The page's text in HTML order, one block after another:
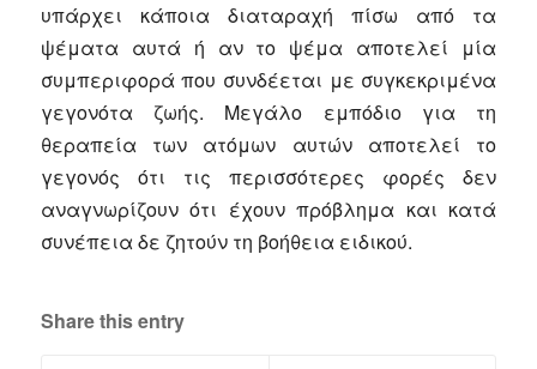
υπάρχει κάποια διαταραχή πίσω από τα
ψέματα αυτά ή αν το ψέμα αποτελεί μία
συμπεριφορά που συνδέεται με συγκεκριμένα
γεγονότα ζωής. Μεγάλο εμπόδιο για τη
θεραπεία των ατόμων αυτών αποτελεί το
γεγονός ότι τις περισσότερες φορές δεν
αναγνωρίζουν ότι έχουν πρόβλημα και κατά
συνέπεια δε ζητούν τη βοήθεια ειδικού.
Share this entry